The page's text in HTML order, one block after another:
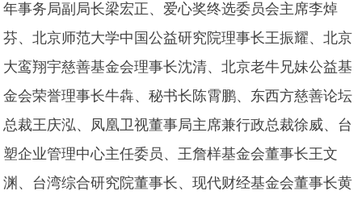
年事务局副局长梁宏正、爱心奖终选委员会主席李焯
芬、北京师范大学中国公益研究院理事长王振耀、北京
大鸾翔宇慈善基金会理事长沈清、北京老牛兄妹公益基
金会荣誉理事长牛犇、秘书长陈霄鹏、东西方慈善论坛
总裁王庆泓、凤凰卫视董事局主席兼行政总裁徐威、台
塑企业管理中心主任委员、王詹样基金会董事长王文
渊、台湾综合研究院董事长、现代财经基金会董事长黄